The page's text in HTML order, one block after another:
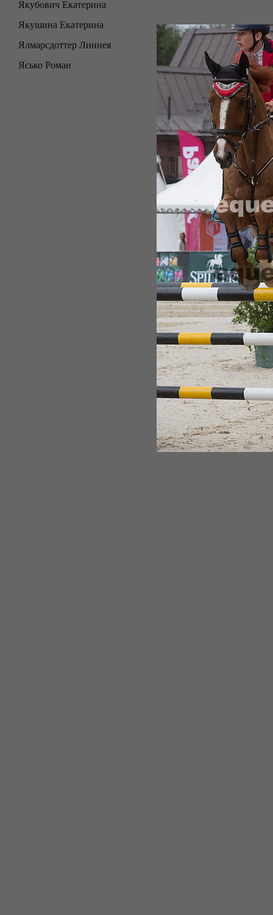
Якубович Екатерина
Якушина Екатерина
Ялмарсдоттер Линнея
Ясько Роман